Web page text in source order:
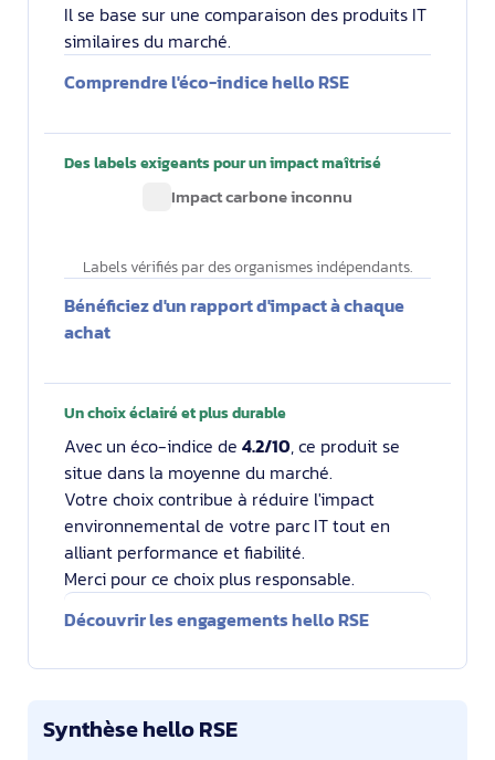
Il se base sur une comparaison des produits IT
similaires du marché.
Comprendre l'éco-indice hello RSE
Des labels exigeants pour un impact maîtrisé
Impact carbone inconnu
Labels vérifiés par des organismes indépendants.
Bénéficiez d'un rapport d'impact à chaque
achat
Un choix éclairé et plus durable
Avec un éco-indice de 4.2/10, ce produit se
situe dans la moyenne du marché.
Votre choix contribue à réduire l'impact
environnemental de votre parc IT tout en
alliant performance et fiabilité.
Merci pour ce choix plus responsable.
Découvrir les engagements hello RSE
Synthèse hello RSE